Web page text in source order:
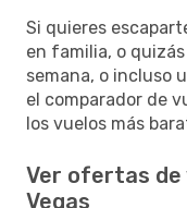
Si quieres
en familia, o
semana, o incluso
el comparador de
los vuelos más
Ver ofertas de
Vegas